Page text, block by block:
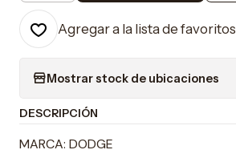
Agregar a la lista de favoritos
Mostrar stock de ubicaciones
DESCRIPCIÓN
MARCA: DODGE